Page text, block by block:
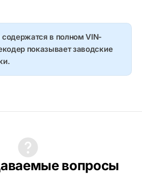
в полном VIN-
показывает заводские
вопросы